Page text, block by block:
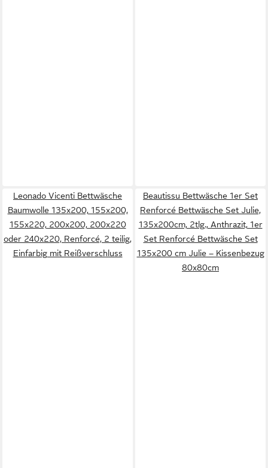
Leonado Vicenti Bettwäsche
Baumwolle 135x200, 155x200,
155x220, 200x200, 200x220
oder 240x220, Renforcé, 2 teilig,
Einfarbig mit Reißverschluss
Beautissu Bettwäsche 1er Set
Renforcé Bettwäsche Set Julie,
135x200cm, 2tlg., Anthrazit, 1er
Set Renforcé Bettwäsche Set
135x200 cm Julie – Kissenbezug
80x80cm